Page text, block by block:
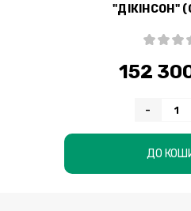
"ДІКІНСОН"
152
-
ДО